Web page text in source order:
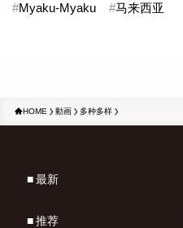
#Myaku-Myaku #马来西亚
HOME 動画 多种多样
最新
推荐